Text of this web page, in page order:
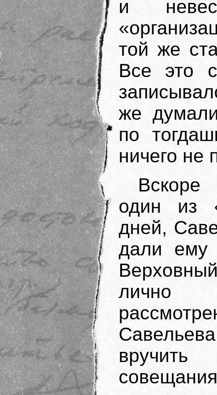
и
той же
Все это
же
по
ничего не
Вскоре
один из
дней,
дали ему
лично